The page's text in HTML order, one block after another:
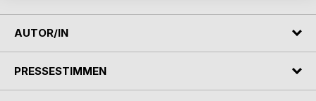
AUTOR/IN
PRESSESTIMMEN